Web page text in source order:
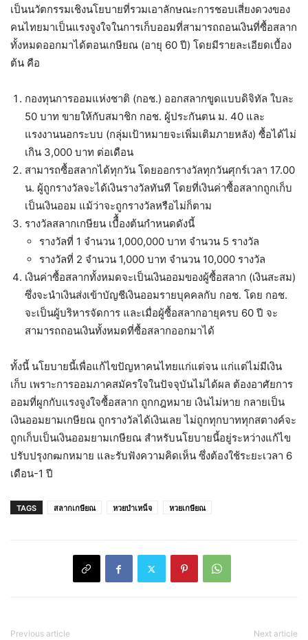
เป็นนวัตกรรมเชิงนโยบายที่รวมเอาลักษณะการชอบเสี่ยงดวงของ
คนไทยมาเป็นแรงจูงใจในการเก็บออมที่สามารถถอนเงินที่ซื้อสลาก
ทั้งหมดออกมาได้ตอนเกษียณ (อายุ 60 ปี) โดยมีรายละเอียดเบื้อง
ต้น คือ
กองทุนการออมแห่งชาติ (กอช.) ออกสลากขูดแบบดิจิทัล ใบละ
50 บาท ขายให้กับสมาชิก กอช. ผู้ประกันตน ม. 40 และ
แรงงานนอกระบบ (กลุ่มเป้าหมายจะเพิ่มเติมภายหลัง) ซื้อได้ไม่
เกิน 3,000 บาท ต่อเดือน
สามารถซื้อสลากได้ทุกวัน โดยออกรางวัลทุกวันศุกร์เวลา 17.00
น. ผู้ถูกรางวัลจะได้เงินรางวัลทันที โดยที่เงินค่าซื้อสลากถูกเก็บ
เป็นเงินออม แม้ว่าจะถูกรางวัลหรือไม่ก็ตาม
รางวัลสลากเกษียน เบืื้องต้นกำหนดดังนี้
รางวัลที่ 1 จำนวน 1,000,000 บาท จำนวน 5 รางวัล
รางวัลที่ 2 จำนวน 1,000 บาท จำนวน 10,000 รางวัล
เงินค่าซื้อสลากทั้งหมดจะเป็นเงินออมของผู้ซื้อสลาก (เงินสะสม)
ซึ่งจะนำเงินส่งเข้าบัญชีเงินออมรายบุคคลกับ กอช. โดย กอช.
จะเป็นผู้บริหารจัดการ และเมื่อผู้ซื้อสลากอายุครบ 60 ปี จะ
สามารถถอนเงินทั้งหมดที่ซื้อสลากออกมาได้
ทั้งนี้ นโยบายนี้เพื่อแก้ไขปัญหาคนไทยแก่แต่จน แก่แต่ไม่มีเงิน
เก็บ เพราะการออมภาคสมัครใจในปัจจุบันไม่ได้ผล ต้องอาศัยการ
ออมที่ผูกกับแรงจูงใจซื้อสลาก ถูกกฎหมาย เงินไม่หาย กลายเป็น
เงินออมยามเกษียณ ถูกรางวัลได้เงินเลย ไม่ถูกทุกบาททุกสตางค์จะ
ถูกเก็บเป็นเงินออมยามเกษียณ สำหรับนโยบายนี้อยู่ระหว่างแก้ไข
ปรับปรุงกฒกหมาย และรับฟังความคิดเห็น ซึ่งต้องใช้ระยะเวลา 6
เดือน-1 ปี
TAGS สลากเกษียณ หวยบำเหน็จ หวยเกษียณ
Previous article Next article